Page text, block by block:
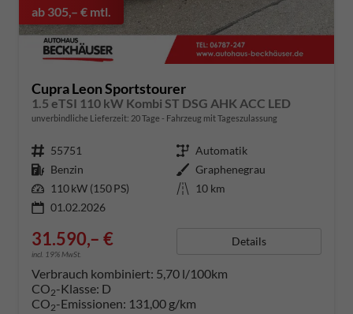
ab 305,– € mtl.
Cupra Leon Sportstourer
1.5 eTSI 110 kW Kombi ST DSG AHK ACC LED
unverbindliche Lieferzeit: 20 Tage Fahrzeug mit Tageszulassung
Fahrzeugnummer 55751 Getriebe Automatik
Kraftstoff Benzin Außenfarbe Graphenegrau
Leistung 110 kW (150 PS) Kilometerstand 10 km
01.02.2026
31.590,– €
incl. 19% MwSt.
Details
Verbrauch kombiniert: 5,70 l/100km
CO2-Klasse: D
CO2-Emissionen: 131,00 g/km